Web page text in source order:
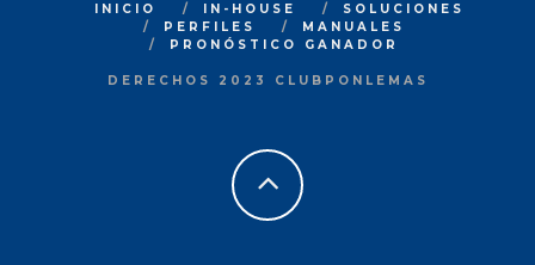
INICIO IN-HOUSE
SOLUCIONES
PERFILES
MANUALES
PRONÓSTICO GANADOR
DERECHOS 2023 CLUBPONLEMAS